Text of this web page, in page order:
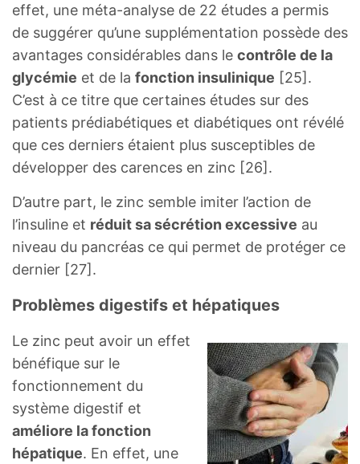
effet, une méta-analyse de 22 études a permis
de suggérer qu’une supplémentation possède des
avantages considérables dans le contrôle de la
glycémie et de la fonction insulinique [25].
C’est à ce titre que certaines études sur des
patients prédiabétiques et diabétiques ont révélé
que ces derniers étaient plus susceptibles de
développer des carences en zinc [26].
D’autre part, le zinc semble imiter l’action de
l’insuline et réduit sa sécrétion excessive au
niveau du pancréas ce qui permet de protéger ce
dernier [27].
Problèmes digestifs et hépatiques
Le zinc peut avoir un effet
bénéfique sur le
fonctionnement du
système digestif et
améliore la fonction
hépatique. En effet, une